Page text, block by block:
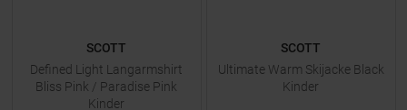
SCOTT
Defined Light Langarmshirt
Bliss Pink / Paradise Pink
Kinder
SCOTT
Ultimate Warm Skijacke Black
Kinder